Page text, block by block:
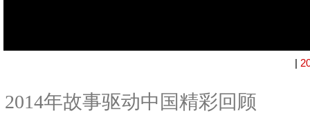
|
2014年故事驱动中国精彩回顾